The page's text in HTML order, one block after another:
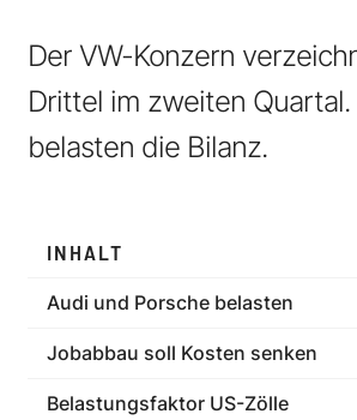
Der VW-Konzern
Drittel im zweiten
belasten die Bilanz.
INHALT
Audi und Porsche belasten
Jobabbau soll Kosten senken
Belastungsfaktor US-Zölle